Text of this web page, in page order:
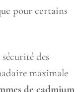
pour certains
des
maximale
de cadmium